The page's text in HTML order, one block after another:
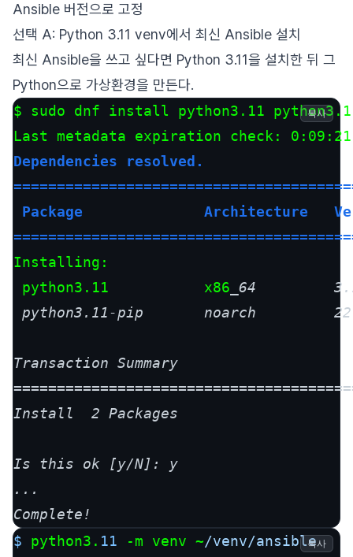
Ansible 버전으로 고정
선택 A: Python 3.11 venv에서 최신 Ansible 설치
최신 Ansible을 쓰고 싶다면 Python 3.11을 설치한 뒤 그
Python으로 가상환경을 만든다.
$ sudo dnf install python3.11
Dependencies resolved.
Package              Architecture
Installing:
python3.11           x86 _64
python3.11-pip       noarch
Transaction Summary
Install  2 Packages
Is this ok [y/N]: y
...
Complete!
복사
$ python3. 11 -m venv ~/venv/ansible복사